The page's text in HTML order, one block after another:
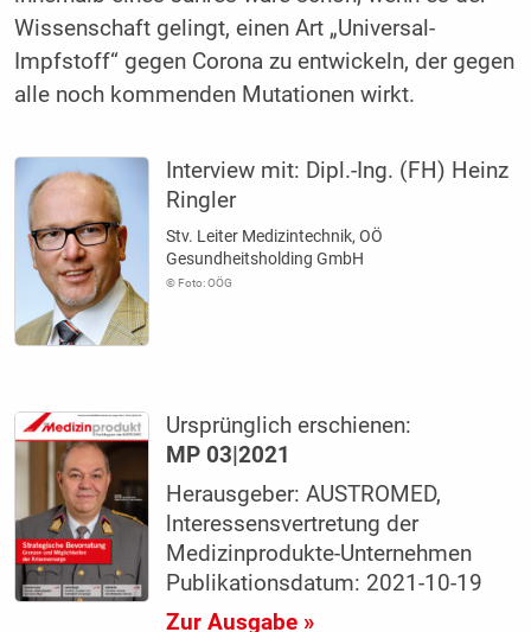
Wissenschaft gelingt, einen Art „Universal-
Impfstoff“ gegen Corona zu entwickeln, der gegen
alle noch kommenden Mutationen wirkt.
Interview mit: Dipl.-Ing. (FH) Heinz
Ringler
Stv. Leiter ­Medizintechnik, OÖ
Gesundheitsholding GmbH
© Foto: OÖG
Ursprünglich erschienen:
MP 03|2021
Herausgeber: AUSTROMED,
lnteressensvertretung der
Medizinprodukte-Unternehmen
Publikationsdatum: 2021-10-19
Zur Ausgabe »